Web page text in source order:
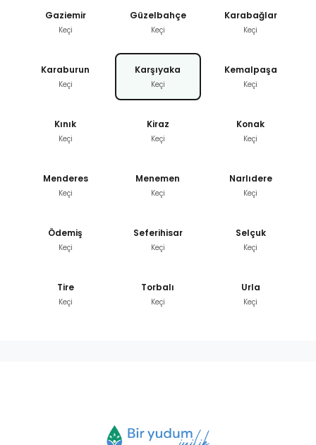
Gaziemir
Keçi
Güzelbahçe
Keçi
Karabağlar
Keçi
Karaburun
Keçi
Karşıyaka
Keçi
Kemalpaşa
Keçi
Kınık
Keçi
Kiraz
Keçi
Konak
Keçi
Menderes
Keçi
Menemen
Keçi
Narlıdere
Keçi
Ödemiş
Keçi
Seferihisar
Keçi
Selçuk
Keçi
Tire
Keçi
Torbalı
Keçi
Urla
Keçi